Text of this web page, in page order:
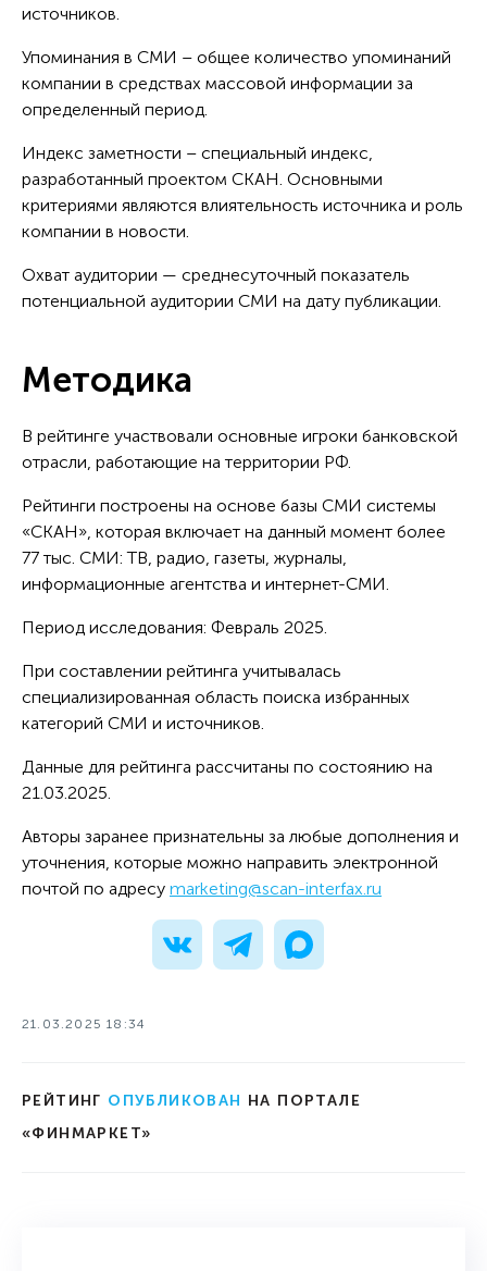
источников.
Упоминания в СМИ – общее количество упоминаний
компании в средствах массовой информации за
определенный период.
Индекс заметности – специальный индекс,
разработанный проектом СКАН. Основными
критериями являются влиятельность источника и роль
компании в новости.
Охват аудитории — среднесуточный показатель
потенциальной аудитории СМИ на дату публикации.
Методика
В рейтинге участвовали основные игроки банковской
отрасли, работающие на территории РФ.
Рейтинги построены на основе базы СМИ системы
«СКАН», которая включает на данный момент более
77 тыс. СМИ: ТВ, радио, газеты, журналы,
информационные агентства и интернет-СМИ.
Период исследования: Февраль 2025.
При составлении рейтинга учитывалась
специализированная область поиска избранных
категорий СМИ и источников.
Данные для рейтинга рассчитаны по состоянию на
21.03.2025.
Авторы заранее признательны за любые дополнения и
уточнения, которые можно направить электронной
почтой по адресу marketing@scan-interfax.ru
21.03.2025 18:34
РЕЙТИНГ ОПУБЛИКОВАН НА ПОРТАЛЕ
«ФИНМАРКЕТ»